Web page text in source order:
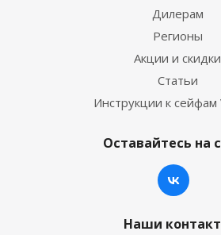
Дилерам
Регионы
Акции и скидки
Статьи
Инструкции к сейфам
Оставайтесь на
Наши